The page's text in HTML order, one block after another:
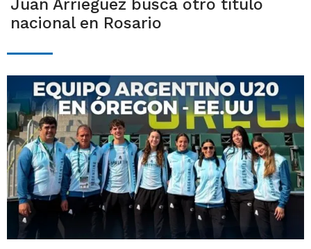
Juan Arrieguez busca otro título
nacional en Rosario